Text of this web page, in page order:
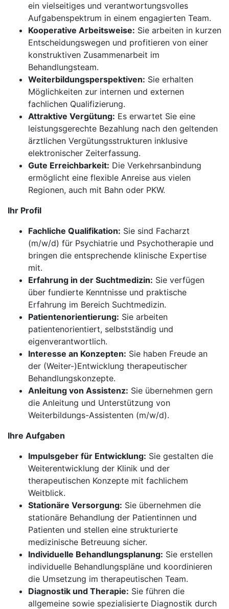
ein vielseitiges und verantwortungsvolles
Aufgabenspektrum in einem engagierten Team.
Kooperative Arbeitsweise: Sie arbeiten in kurzen
Entscheidungswegen und profitieren von einer
konstruktiven Zusammenarbeit im
Behandlungsteam.
Weiterbildungsperspektiven: Sie erhalten
Möglichkeiten zur internen und externen
fachlichen Qualifizierung.
Attraktive Vergütung: Es erwartet Sie eine
leistungsgerechte Bezahlung nach den geltenden
ärztlichen Vergütungsstrukturen inklusive
elektronischer Zeiterfassung.
Gute Erreichbarkeit: Die Verkehrsanbindung
ermöglicht eine flexible Anreise aus vielen
Regionen, auch mit Bahn oder PKW.
Ihr Profil
Fachliche Qualifikation: Sie sind Facharzt
(m/w/d) für Psychiatrie und Psychotherapie und
bringen die entsprechende klinische Expertise
mit.
Erfahrung in der Suchtmedizin: Sie verfügen
über fundierte Kenntnisse und praktische
Erfahrung im Bereich Suchtmedizin.
Patientenorientierung: Sie arbeiten
patientenorientiert, selbstständig und
eigenverantwortlich.
Interesse an Konzepten: Sie haben Freude an
der (Weiter-)Entwicklung therapeutischer
Behandlungskonzepte.
Anleitung von Assistenz: Sie übernehmen gern
die Anleitung und Unterstützung von
Weiterbildungs-Assistenten (m/w/d).
Ihre Aufgaben
Impulsgeber für Entwicklung: Sie gestalten die
Weiterentwicklung der Klinik und der
therapeutischen Konzepte mit fachlichem
Weitblick.
Stationäre Versorgung: Sie übernehmen die
stationäre Behandlung der Patientinnen und
Patienten und stellen eine strukturierte
medizinische Betreuung sicher.
Individuelle Behandlungsplanung: Sie erstellen
individuelle Behandlungspläne und koordinieren
die Umsetzung im therapeutischen Team.
Diagnostik und Therapie: Sie führen die
allgemeine sowie spezialisierte Diagnostik durch